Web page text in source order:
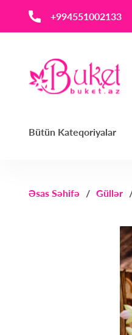
‪+994551002133‬
Bütün Kateqoriyalar
Əsas Səhifə Güllər